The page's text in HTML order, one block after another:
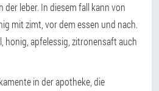
der leber. In diesem fall kann von
mit zimt, vor dem essen und nach.
honig, apfelessig, zitronensaft auch
in der apotheke, die